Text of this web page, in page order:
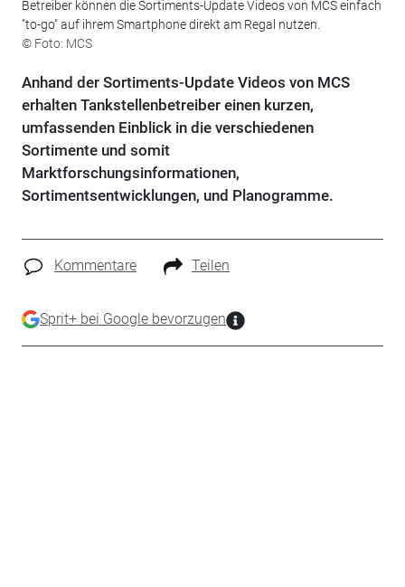
Betreiber können die Sortiments-Update Videos von MCS einfach
"to-go" auf ihrem Smartphone direkt am Regal nutzen.
© Foto: MCS
Anhand der Sortiments-Update Videos von MCS
erhalten Tankstellenbetreiber einen kurzen,
umfassenden Einblick in die verschiedenen
Sortimente und somit
Marktforschungsinformationen,
Sortimentsentwicklungen, und Planogramme.
Kommentare Teilen
Sprit+ bei Google bevorzugen